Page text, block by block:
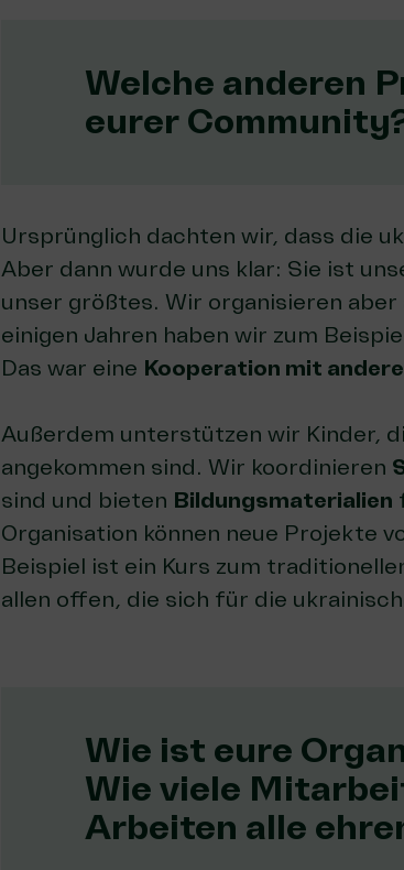
Welche anderen
eurer
Ursprünglich dachten wir, dass die
Aber dann wurde uns klar: Sie ist
unser größtes. Wir organisieren aber
einigen Jahren haben wir zum
Das war eine Kooperation mit
Außerdem unterstützen wir Kinder,
angekommen sind. Wir koordinieren
sind und bieten Bildungsmaterialien
Organisation können neue Projekte
Beispiel ist ein Kurs zum
allen offen, die sich für die
Wie ist eure
Wie viele
Arbeiten alle